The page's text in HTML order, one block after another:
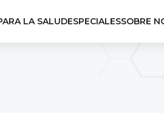
LA SALUDESPECIALESSOBRE